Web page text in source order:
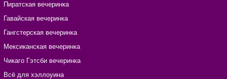
Пиратская вечеринка
Гавайская вечеринка
Гангстерская вечеринка
Мексиканская вечеринка
Чикаго Гэтсби вечеринка
Всё для хэллоуина